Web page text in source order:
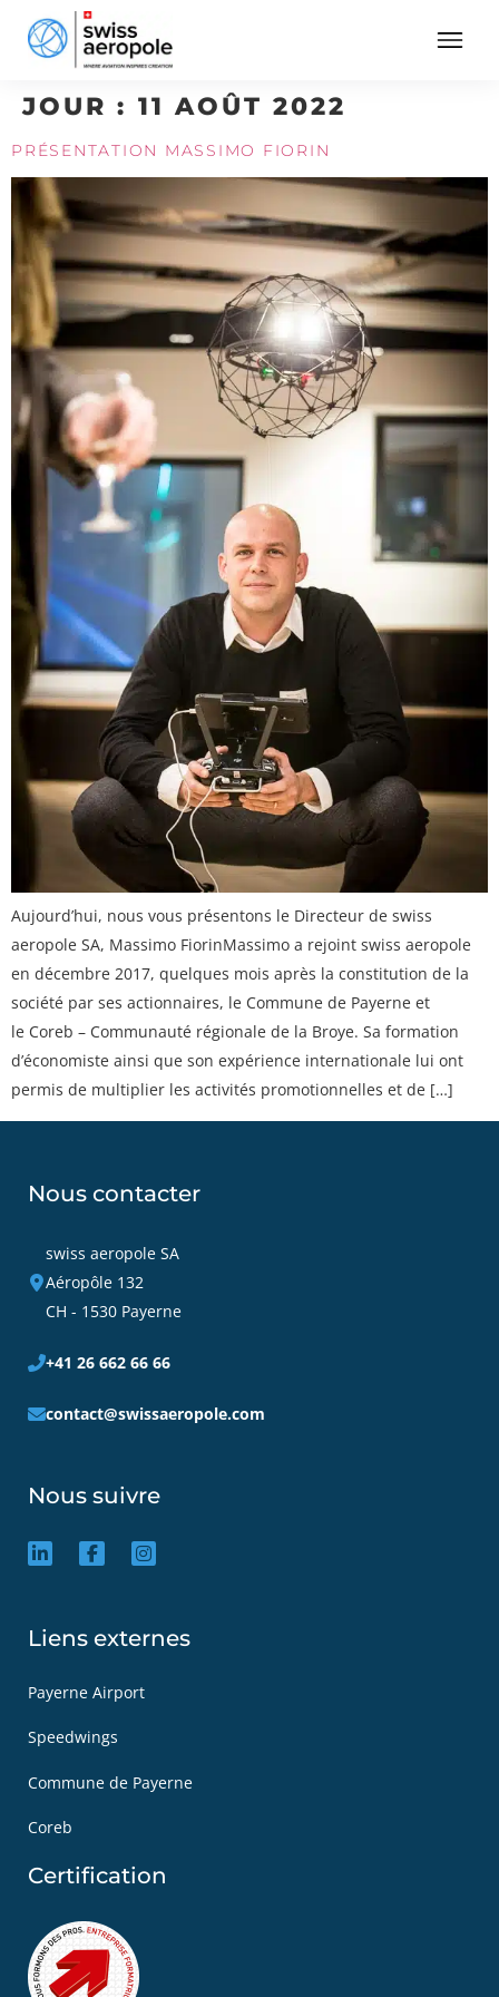
JOUR : 11 AOÛT 2022
PRÉSENTATION MASSIMO FIORIN
Aujourd’hui, nous vous présentons le Directeur de swiss
aeropole SA, Massimo FiorinMassimo a rejoint swiss aeropole
en décembre 2017, quelques mois après la constitution de la
société par ses actionnaires, le Commune de Payerne et
le Coreb – Communauté régionale de la Broye. Sa formation
d’économiste ainsi que son expérience internationale lui ont
permis de multiplier les activités promotionnelles et de […]
Nous contacter
swiss aeropole SA
Aéropôle 132
CH - 1530 Payerne
+41 26 662 66 66
contact@swissaeropole.com
Nous suivre
Liens externes
Payerne Airport
Speedwings
Commune de Payerne
Coreb
Certification